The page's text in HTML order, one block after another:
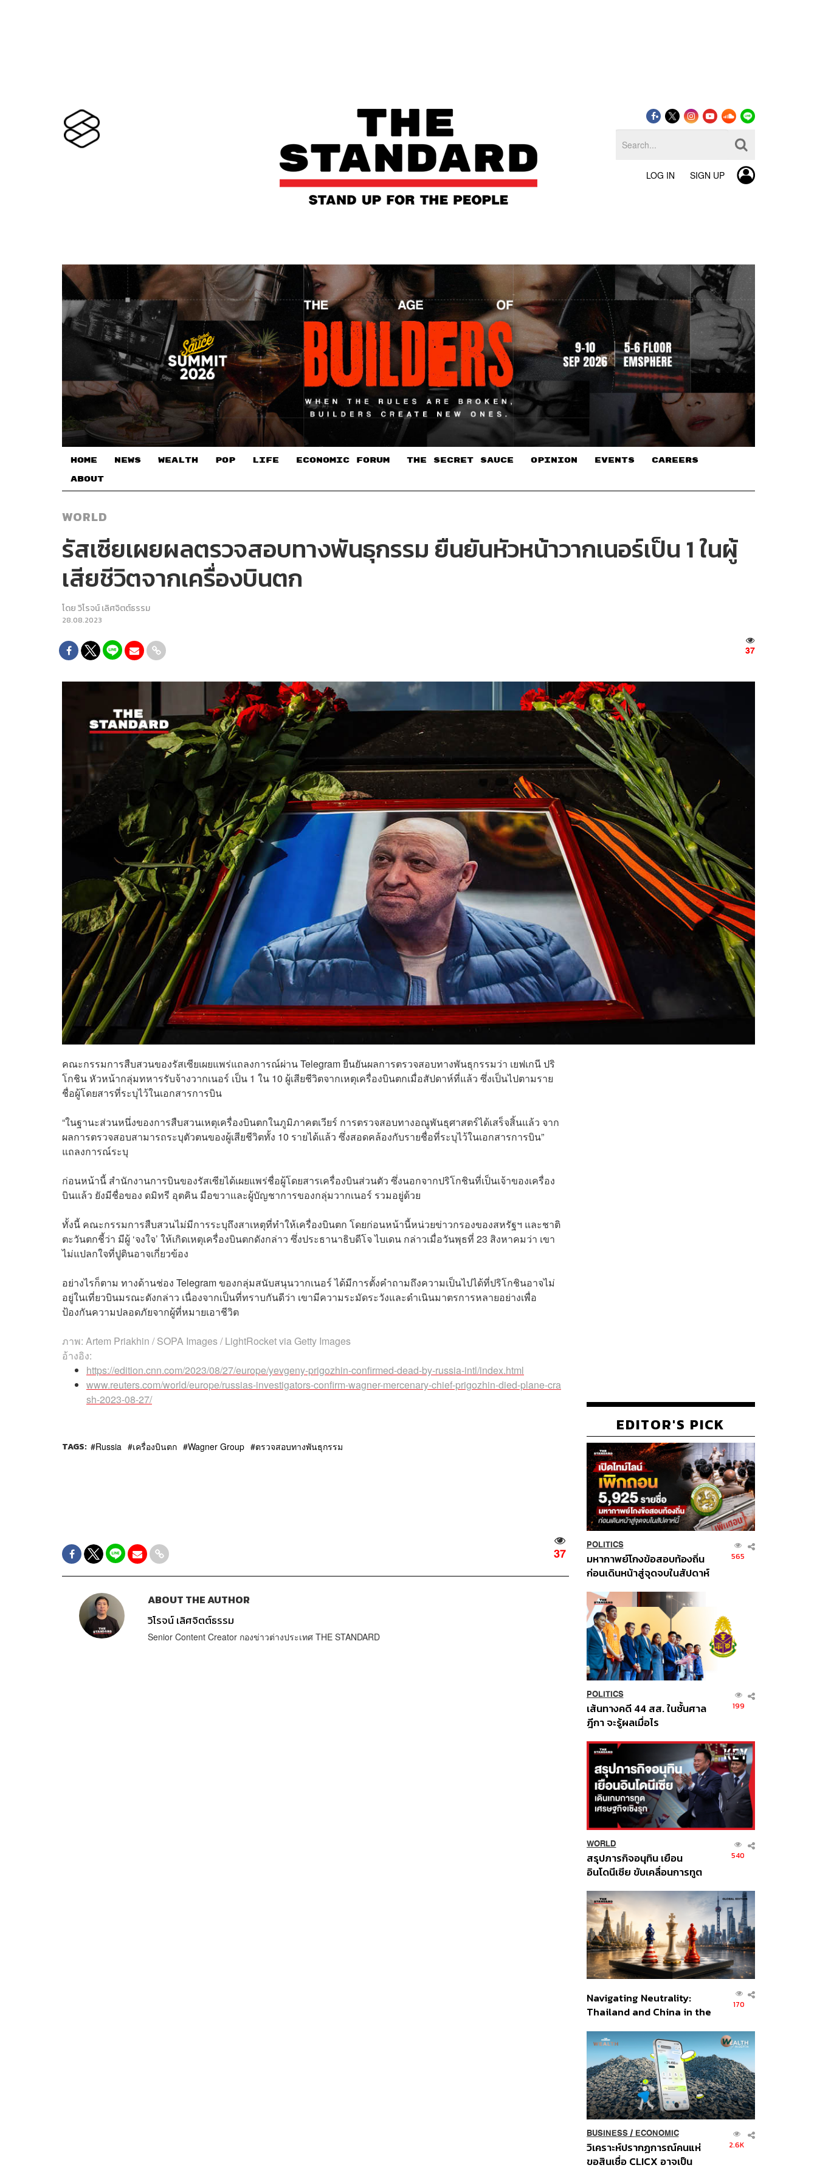
LOG IN SIGN UP
HOME NEWS WEALTH POP LIFE ECONOMIC FORUM THE SECRET SAUCE​ OPINION EVENTS CAREERS
ABOUT
WORLD
รัสเซียเผยผลตรวจสอบทางพันธุกรรม ยืนยันหัวหน้าวากเนอร์เป็น 1 ในผู้
เสียชีวิตจากเครื่องบินตก
โดยวิโรจน์ เลิศจิตต์ธรรม
28.08.2023
37
คณะกรรมการสืบสวนของรัสเซียเผยแพร่แถลงการณ์ผ่าน Telegram ยืนยันผลการตรวจสอบทางพันธุกรรมว่า เยฟเกนี ปริ
โกชิน หัวหน้ากลุ่มทหารรับจ้างวากเนอร์ เป็น 1 ใน 10 ผู้เสียชีวิตจากเหตุเครื่องบินตกเมื่อสัปดาห์ที่แล้ว ซึ่งเป็นไปตามราย
ชื่อผู้โดยสารที่ระบุไว้ในเอกสารการบิน
“ในฐานะส่วนหนึ่งของการสืบสวนเหตุเครื่องบินตกในภูมิภาคตเวียร์ การตรวจสอบทางอณูพันธุศาสตร์ได้เสร็จสิ้นแล้ว จาก
ผลการตรวจสอบสามารถระบุตัวตนของผู้เสียชีวิตทั้ง 10 รายได้แล้ว ซึ่งสอดคล้องกับรายชื่อที่ระบุไว้ในเอกสารการบิน”
แถลงการณ์ระบุ
ก่อนหน้านี้ สำนักงานการบินของรัสเซียได้เผยแพร่ชื่อผู้โดยสารเครื่องบินส่วนตัว ซึ่งนอกจากปริโกชินที่เป็นเจ้าของเครื่อง
บินแล้ว ยังมีชื่อของ ดมิทรี อุตคิน มือขวาและผู้บัญชาการของกลุ่มวากเนอร์ รวมอยู่ด้วย
ทั้งนี้ คณะกรรมการสืบสวนไม่มีการระบุถึงสาเหตุที่ทำให้เครื่องบินตก โดยก่อนหน้านี้หน่วยข่าวกรองของสหรัฐฯ และชาติ
ตะวันตกชี้ว่า มีผู้ ‘จงใจ’ ให้เกิดเหตุเครื่องบินตกดังกล่าว ซึ่งประธานาธิบดีโจ ไบเดน กล่าวเมื่อวันพุธที่ 23 สิงหาคมว่า เขา
ไม่แปลกใจที่ปูตินอาจเกี่ยวข้อง
อย่างไรก็ตาม ทางด้านช่อง Telegram ของกลุ่มสนับสนุนวากเนอร์ ได้มีการตั้งคำถามถึงความเป็นไปได้ที่ปริโกชินอาจไม่
อยู่ในเที่ยวบินมรณะดังกล่าว เนื่องจากเป็นที่ทราบกันดีว่า เขามีความระมัดระวังและดำเนินมาตรการหลายอย่างเพื่อ
ป้องกันความปลอดภัยจากผู้ที่หมายเอาชีวิต
ภาพ: Artem Priakhin / SOPA Images / LightRocket via Getty Images
อ้างอิง:
https://edition.cnn.com/2023/08/27/europe/yevgeny-prigozhin-confirmed-dead-by-russia-intl/index.html
www.reuters.com/world/europe/russias-investigators-confirm-wagner-mercenary-chief-prigozhin-died-plane-cra
sh-2023-08-27/
TAGS: Russia เครื่องบินตก Wagner Group ตรวจสอบทางพันธุกรรม
37
ABOUT THE AUTHOR
วิโรจน์ เลิศจิตต์ธรรม
Senior Content Creator กองข่าวต่างประเทศ THE STANDARD
EDITOR'S PICK
POLITICS
มหากาพย์โกงข้อสอบท้องถิ่น
ก่อนเดินหน้าสู่จุดจบในสัปดาห์
565
POLITICS
เส้นทางคดี 44 สส. ในชั้นศาล
ฎีกา จะรู้ผลเมื่อไร
199
WORLD
สรุปภารกิจอนุทิน เยือน
อินโดนีเซีย ขับเคลื่อนการทูต
ส่วนยุทธศาสตร์ไทย –
อินโดนีเซีย
540
Navigating Neutrality:
Thailand and China in the
Order
170
BUSINESS/ ECONOMIC
วิเคราะห์ปรากฏการณ์คนแห่
ขอสินเชื่อ CLICX อาจเป็น
2.6K